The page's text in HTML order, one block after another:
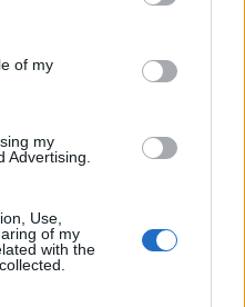
and its third-party tags to
purposes in below Google
of my
my
Advertising.
Use,
of my
with the